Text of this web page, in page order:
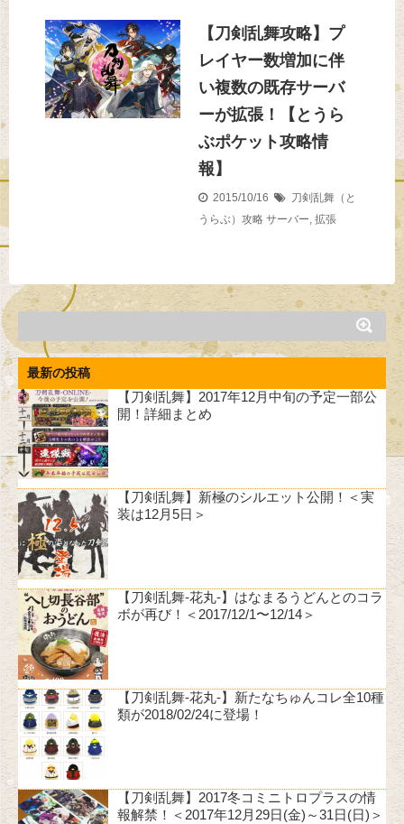
【刀剣乱舞攻略】プ
レイヤー数増加に伴
い複数の既存サーバ
ーが拡張！【とうら
ぶポケット攻略情
報】
2015/10/16
刀剣乱舞（と
うらぶ）攻略 サーバー, 拡張
最新の投稿
【刀剣乱舞】2017年12月中旬の予定一部公
開！詳細まとめ
【刀剣乱舞】新極のシルエット公開！＜実
装は12月5日＞
【刀剣乱舞-花丸-】はなまるうどんとのコラ
ボが再び！＜2017/12/1〜12/14＞
【刀剣乱舞-花丸-】新たなちゅんコレ全10種
類が2018/02/24に登場！
【刀剣乱舞】2017冬コミニトロプラスの情
報解禁！＜2017年12月29日(金)～31日(日)＞